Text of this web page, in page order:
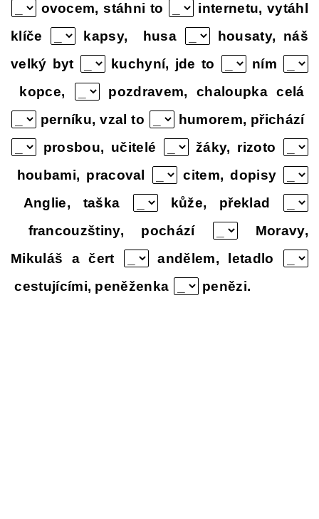
ovocem, stáhni to
internetu, vytáhl
klíče
kapsy, husa
housaty, náš
velký byt
kuchyní, jde to
ním
kopce,
pozdravem, chaloupka celá
perníku, vzal to
humorem, přichází
prosbou, učitelé
žáky, rizoto
houbami, pracoval
citem, dopisy
Anglie, taška
kůže, překlad
francouzštiny, pochází
Moravy,
Mikuláš a čert
andělem, letadlo
cestujícími, peněženka
penězi.